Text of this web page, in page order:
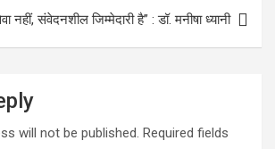
नहीं, संवेदनशील जिम्मेदारी है” : डॉ. मनीषा ध्यानी
will not be published. Required fields